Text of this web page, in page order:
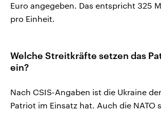
Euro angegeben. Das entspricht 325
pro Einheit.
Welche Streitkräfte setzen das
ein?
Nach CSIS-Angaben ist die Ukraine
Patriot im Einsatz hat. Auch die NATO